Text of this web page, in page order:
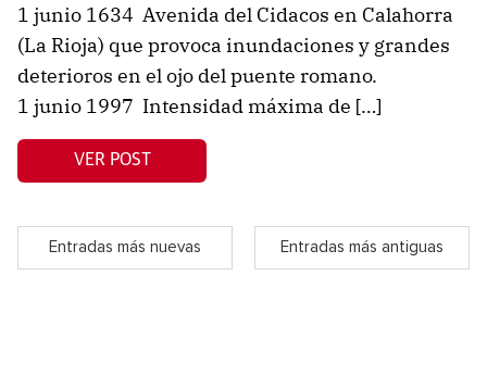
1 junio 1634 Avenida del Cidacos en Calahorra
(La Rioja) que provoca inundaciones y grandes
deterioros en el ojo del puente romano.
1 junio 1997 Intensidad máxima de […]
VER POST
Entradas más nuevas Entradas más antiguas